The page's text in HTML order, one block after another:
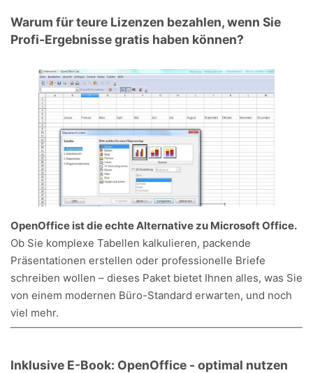
Warum für teure Lizenzen bezahlen, wenn Sie
Profi-Ergebnisse gratis haben können?
OpenOffice ist die echte Alternative zu Microsoft Office.
Ob Sie komplexe Tabellen kalkulieren, packende
Präsentationen erstellen oder professionelle Briefe
schreiben wollen – dieses Paket bietet Ihnen alles, was Sie
von einem modernen Büro-Standard erwarten, und noch
viel mehr.
Inklusive E-Book: OpenOffice - optimal nutzen